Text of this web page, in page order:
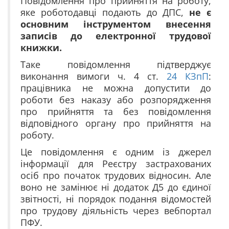
яке роботодавці подають до ДПС, не є
основним інструментом внесення
записів до електронної трудової
книжки.
Таке повідомлення підтверджує
виконання вимоги ч. 4 ст. 24 КЗпП:
працівника не можна допустити до
роботи без наказу або розпорядження
про прийняття та без повідомлення
відповідного органу про прийняття на
роботу.
Це повідомлення є одним із джерел
інформації для Реєстру застрахованих
осіб про початок трудових відносин. Але
воно не замінює ні додаток Д5 до єдиної
звітності, ні порядок подання відомостей
про трудову діяльність через вебпортал
ПФУ.